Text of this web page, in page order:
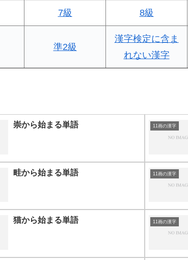
7級 8級
準2級
漢字検定に含ま
れない漢字
崇から始まる単語 11画の漢字
畦から始まる単語 11画の漢字
猫から始まる単語 11画の漢字